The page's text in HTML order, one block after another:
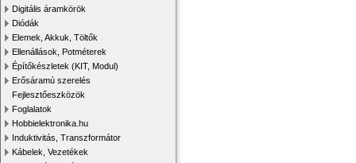
Digitális áramkörök
Diódák
Elemek, Akkuk, Töltők
Ellenállások, Potméterek
Építőkészletek (KIT, Modul)
Erősáramú szerelés
Fejlesztőeszközök
Foglalatok
Hobbielektronika.hu
Induktivitás, Transzformátor
Kábelek, Vezetékek